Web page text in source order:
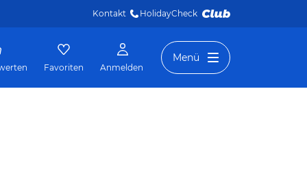
Kontakt HolidayCheck
Favoriten Anmelden
Menü